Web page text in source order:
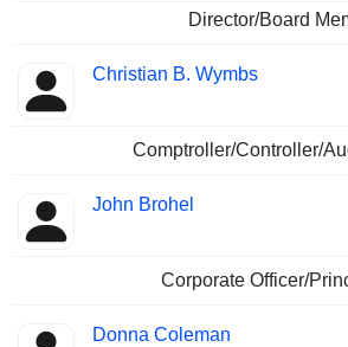
Director/Board
Christian B. Wymbs
Comptroller/Controller/
John Brohel
Corporate Officer/
Donna Coleman